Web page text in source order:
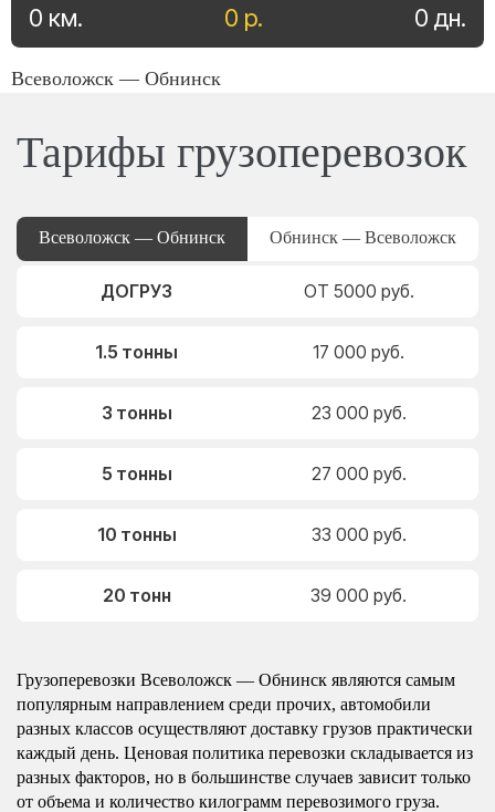
0 р.
0 км. 0 дн.
Всеволожск — Обнинск
Тарифы грузоперевозок
Всеволожск — Обнинск Обнинск — Всеволожск
ДОГРУЗ ОТ 5000 руб.
1.5 тонны 17 000 руб.
3 тонны 23 000 руб.
5 тонны 27 000 руб.
10 тонны 33 000 руб.
20 тонн 39 000 руб.
Грузоперевозки Всеволожск — Обнинск являются самым
популярным направлением среди прочих, автомобили
разных классов осуществляют доставку грузов практически
каждый день. Ценовая политика перевозки складывается из
разных факторов, но в большинстве случаев зависит только
от объема и количество килограмм перевозимого груза.